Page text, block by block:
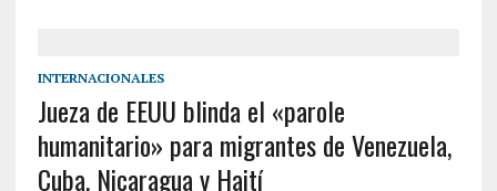
INTERNACIONALES
Jueza de EEUU blinda el «parole
humanitario» para migrantes de Venezuela,
Cuba, Nicaragua y Haití